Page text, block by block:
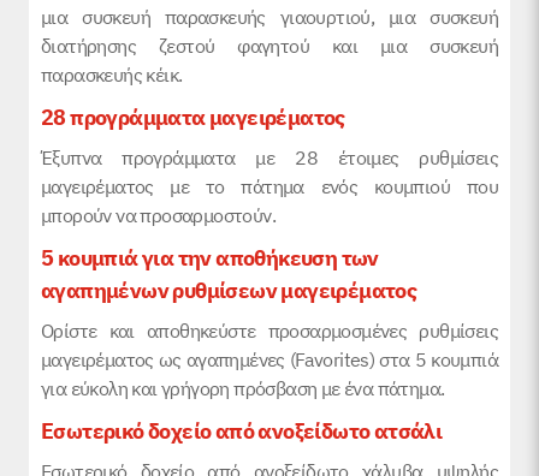
μια συσκευή παρασκευής γιαουρτιού, μια συσκευή
διατήρησης ζεστού φαγητού και μια συσκευή
παρασκευής κέικ.
28 προγράμματα μαγειρέματος
Έξυπνα προγράμματα με 28 έτοιμες ρυθμίσεις
μαγειρέματος με το πάτημα ενός κουμπιού που
μπορούν να προσαρμοστούν.
5 κουμπιά για την αποθήκευση των
αγαπημένων ρυθμίσεων μαγειρέματος
Ορίστε και αποθηκεύστε προσαρμοσμένες ρυθμίσεις
μαγειρέματος ως αγαπημένες (Favorites) στα 5 κουμπιά
για εύκολη και γρήγορη πρόσβαση με ένα πάτημα.
Εσωτερικό δοχείο από ανοξείδωτο ατσάλι
Εσωτερικό δοχείο από ανοξείδωτο χάλυβα υψηλής